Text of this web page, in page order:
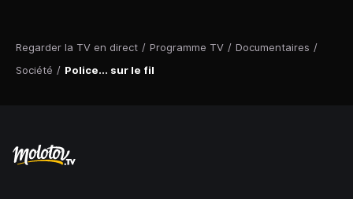
Regarder la TV en direct / Programme TV / Documentaires /
Société / Police... sur le fil